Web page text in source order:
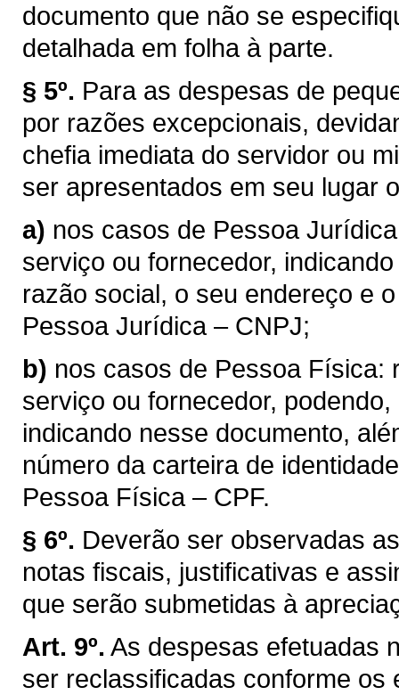
documento que não se
detalhada em folha à parte.
§ 5º. Para as despesas de
por razões excepcionais,
chefia imediata do servidor ou
ser apresentados em seu lugar
a) nos casos de Pessoa
serviço ou fornecedor,
razão social, o seu endereço e
Pessoa Jurídica – CNPJ;
b) nos casos de Pessoa Física:
serviço ou fornecedor,
indicando nesse documento,
número da carteira de
Pessoa Física – CPF.
§ 6º. Deverão ser observadas
notas fiscais, justificativas e
que serão submetidas à
Art. 9º. As despesas efetuadas
ser reclassificadas conforme